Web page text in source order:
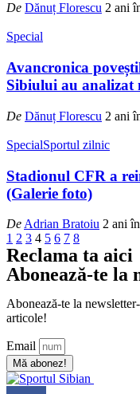
De Dănuț Florescu 2 ani
Special
Avancronica
Sibiului au analizat
De Dănuț Florescu 2 ani
SpecialSportul zilnic
Stadionul CFR a
(Galerie foto)
De Adrian Bratoiu 2 ani
1 2 3 4 5 6 7 8
Reclama ta aici
Abonează-te la
Abonează-te la
articole!
Email
Mă abonez!